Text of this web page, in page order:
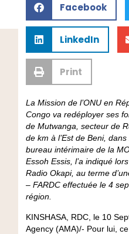
Facebook
LinkedIn
Print
La Mission de l’ONU en
Congo va redéployer ses
de Mutwanga, secteur de
de km à l’Est de Beni,
bureau intérimaire de la
Essoh Essis, l’a indiqué
Radio Okapi, au terme
– FARDC effectuée le 4
région.
KINSHASA, RDC, le 10
Agency (AMA)/- Pour lui,